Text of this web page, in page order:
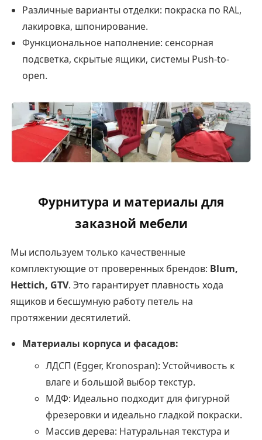
Различные варианты отделки: покраска по RAL,
лакировка, шпонирование.
Функциональное наполнение: сенсорная
подсветка, скрытые ящики, системы Push-to-
open.
Фурнитура и материалы для
заказной мебели
Мы используем только качественные
комплектующие от проверенных брендов: Blum,
Hettich, GTV. Это гарантирует плавность хода
ящиков и бесшумную работу петель на
протяжении десятилетий.
Материалы корпуса и фасадов:
ЛДСП (Egger, Kronospan): Устойчивость к
влаге и большой выбор текстур.
МДФ: Идеально подходит для фигурной
фрезеровки и идеально гладкой покраски.
Массив дерева: Натуральная текстура и